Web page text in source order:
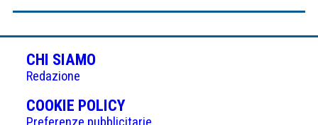
CHI SIAMO
Redazione
COOKIE POLICY(APRE